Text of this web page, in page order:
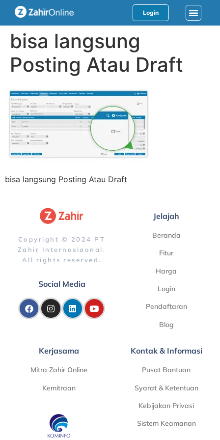
Login
bisa langsung
Posting Atau Draft
bisa langsung Posting Atau Draft
Copyright © 2024 PT
Zahir Internasiaonal.
All rights reserved.
Social Media
Jelajah
Beranda
Fitur
Harga
Login
Pendaftaran
Blog
Kerjasama
Mitra Zahir Online
Kemitraan
Kontak & Informasi
Pusat Bantuan
Syarat & Ketentuan
Kebijakan Privasi
Sistem Keamanan